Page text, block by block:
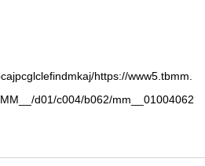
https://www5.tbmm.
d01/c004/b062/mm__01004062